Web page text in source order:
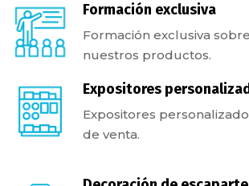
Formación exclusiva
Formación exclusiva
nuestros productos.
Expositores
Expositores
de venta.